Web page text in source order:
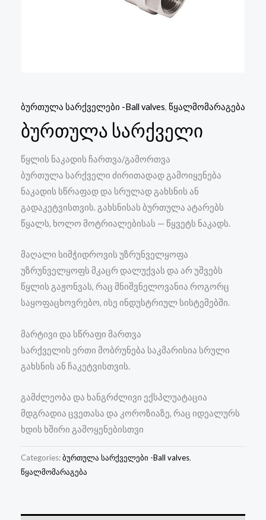
ბურთულა სარქველები -Ball valves, წყალმომარაგება
ბურთულა სარქველი
წყლის ნაკადის ჩართვა/გამორთვა
ბურთულა სარქველი ძირითადად გამოიყენება
ნაკადის სწრაფად და სრულად გახსნის ან
გადაკეტვისთვის. გახსნისას ბურთულა ატარებს
წყალს, ხოლო მოტრიალებისას — წყვეტს ნაკადს.
მაღალი სიმჭიდროვის უზრუნველყოფა
უზრუნველყოფს მკაცრ დალუქვას და არ უშვებს
წყლის გაჟონვას, რაც მნიშვნელოვანია როგორც
საყოფაცხოვრებო, ისე ინდუსტრიულ სისტემებში.
მარტივი და სწრაფი მართვა
სარქველის ერთი მობრუნება საკმარისია სრული
გახსნის ან ჩაკეტვისთვის.
გამძლეობა და ხანგრძლივი ექსპლუატაცია
მდგრადია ცვეთასა და კოროზიაზე, რაც იდეალურს
ხდის ხშირი გამოყენებისთვი
Categories:ბურთულა სარქველები -Ball valves,
წყალმომარაგება